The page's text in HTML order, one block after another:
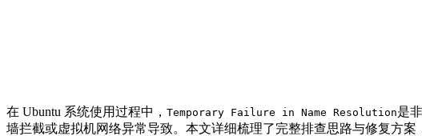
在 Ubuntu 系统使用过程中， Temporary Failure in Name Resolution是
墙拦截或虚拟机网络异常导致。本文详细梳理了完整排查思路与修复方